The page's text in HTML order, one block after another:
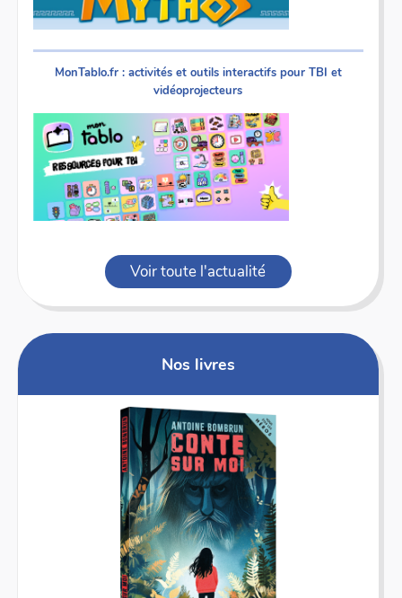
MonTablo.fr : activités et outils interactifs pour TBI et
vidéoprojecteurs
Voir toute l'actualité
Nos livres